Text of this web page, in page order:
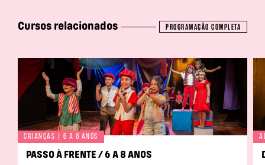
Cursos relacionados PROGRAMAÇÃO COMPLETA
Crianças | 6 a 8 anos
PASSO À FRENTE / 6 A 8 ANOS